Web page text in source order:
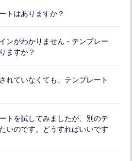
トはありますか？
ンがわかりません - テンプレー
ますか？
れていなくても、テンプレート
トを試してみましたが、別のテ
いのです。どうすればいいです